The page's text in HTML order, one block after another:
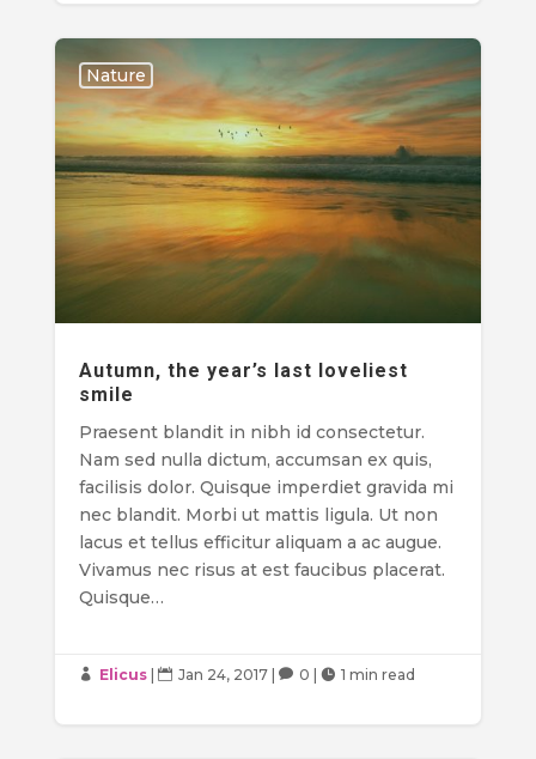
Nature
Autumn, the year’s last loveliest
smile
Praesent blandit in nibh id consectetur.
Nam sed nulla dictum, accumsan ex quis,
facilisis dolor. Quisque imperdiet gravida mi
nec blandit. Morbi ut mattis ligula. Ut non
lacus et tellus efficitur aliquam a ac augue.
Vivamus nec risus at est faucibus placerat.
Quisque…
 Elicus|  Jan 24, 2017|  0  1 min read